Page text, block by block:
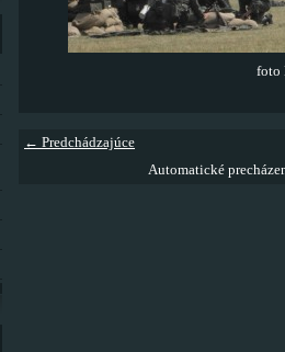
foto
← Predchádzajúce
Automatické